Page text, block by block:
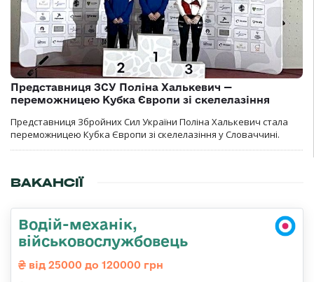
Представниця ЗСУ Поліна Халькевич —
переможницею Кубка Європи зі скелелазіння
Представниця Збройних Сил України Поліна Халькевич стала
переможницею Кубка Європи зі скелелазіння у Словаччині.
ВАКАНСІЇ
Водій-механік,
військовослужбовець
від 25000 до 120000 грн